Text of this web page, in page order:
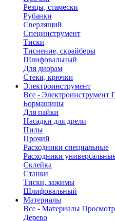
Резцы, стамески
Рубанки
Сверлящий
Специнструмент
Тиски
Тиснение, скрайберы
Шлифовальный
Для диорам
Стеки, крючки
Электроинструмент
Все - Электроинструмент
Бормашины
Для пайки
Насадки для дрели
Пилы
Прочий
Расходники специальные
Расходники
Склейка
Станки
Тиски, зажимы
Шлифовальный
Материалы
Все - Материалы
Дерево